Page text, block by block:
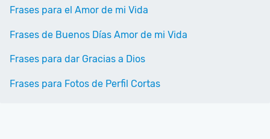
Frases para el Amor de mi Vida
Frases de Buenos Días Amor de mi Vida
Frases para dar Gracias a Dios
Frases para Fotos de Perfil Cortas